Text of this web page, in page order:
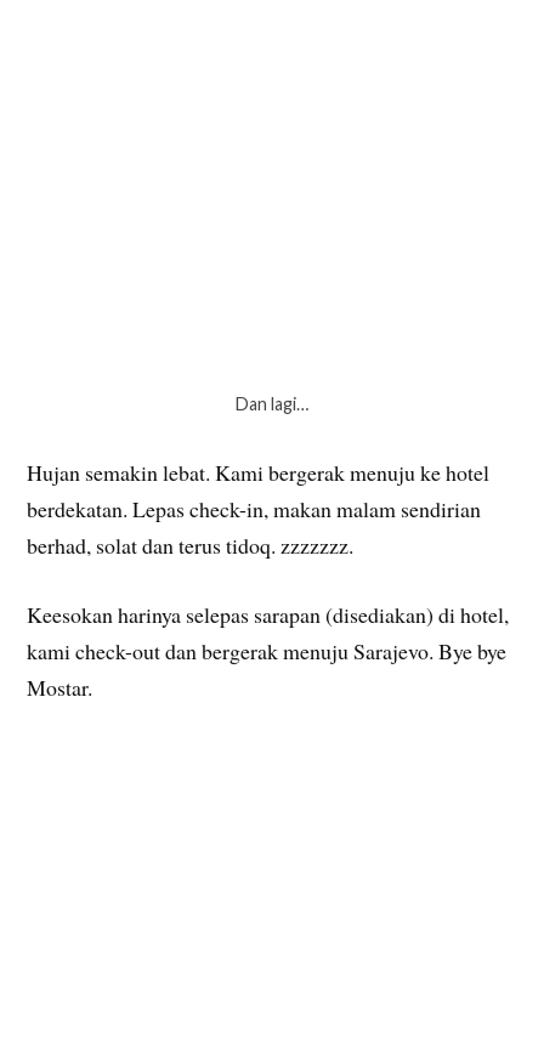
Dan lagi…
Hujan semakin lebat. Kami bergerak menuju ke hotel
berdekatan. Lepas check-in, makan malam sendirian
berhad, solat dan terus tidoq. zzzzzzz.
Keesokan harinya selepas sarapan (disediakan) di hotel,
kami check-out dan bergerak menuju Sarajevo. Bye bye
Mostar.